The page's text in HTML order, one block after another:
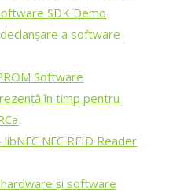
SDK Demo
a software-
Software
în timp pentru
NFC RFID Reader
și software